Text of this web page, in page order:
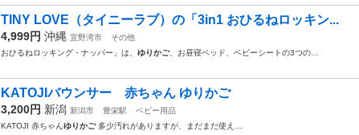
TINY LOVE（タイニーラブ）の「3in1 おひるねロッキン...
4,999円 沖縄 宜野湾市
その他
おひるねロッキング・ナッパー」は、 ゆりかご、お昼寝ベッド、ベビーシートの3つの…
KATOJIバウンサー 赤ちゃん ゆりかご
3,200円 新潟 新潟市 豊栄駅
ベビー用品
KATOJI 赤ちゃんゆりかご多少汚れがありますが、まだまだ使え…